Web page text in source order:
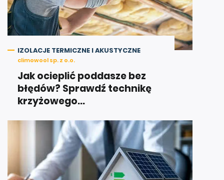
IZOLACJE TERMICZNE I AKUSTYCZNE
climowool sp. z o.o.
Jak ocieplić poddasze bez
błędów? Sprawdź technikę
krzyżowego...